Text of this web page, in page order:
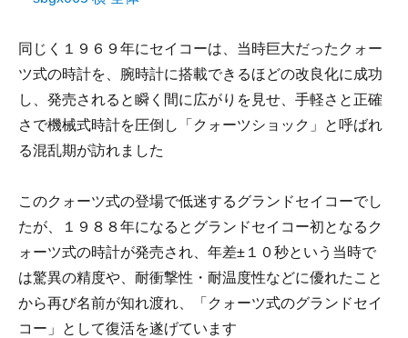
同じく１９６９年にセイコーは、当時巨大だったクォー
ツ式の時計を、腕時計に搭載できるほどの改良化に成功
し、発売されると瞬く間に広がりを見せ、手軽さと正確
さで機械式時計を圧倒し「クォーツショック」と呼ばれ
る混乱期が訪れました
このクォーツ式の登場で低迷するグランドセイコーでし
たが、１９８８年になるとグランドセイコー初となるク
ォーツ式の時計が発売され、年差±１０秒という当時で
は驚異の精度や、耐衝撃性・耐温度性などに優れたこと
から再び名前が知れ渡れ、「クォーツ式のグランドセイ
コー」として復活を遂げています